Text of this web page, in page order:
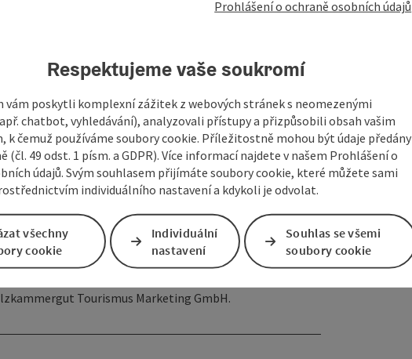
a nechte se okouzlit výjimečným filmovým večerem
bufety s regionálními specialitami a osvěžujícími nápoji.
letní večer plný filmového umění a
Tourismus Marketing GmbH.
Prohlášení o ochraně osobních údajů
Respektujeme vaše soukromí
vám poskytli komplexní zážitek z webových stránek s neomezenými
chatbot, vyhledávání), analyzovali přístupy a přizpůsobili obsah vašim
k čemuž používáme soubory cookie. Příležitostně mohou být údaje předány
(čl. 49 odst. 1 písm. a GDPR). Více informací najdete v našem Prohlášení o
údajů. Svým souhlasem přijímáte soubory cookie, které můžete sami
individuálního nastavení a kdykoli je odvolat.
všechny
cookie
Individuální
nastavení
Souhlas se všemi
soubory cookie